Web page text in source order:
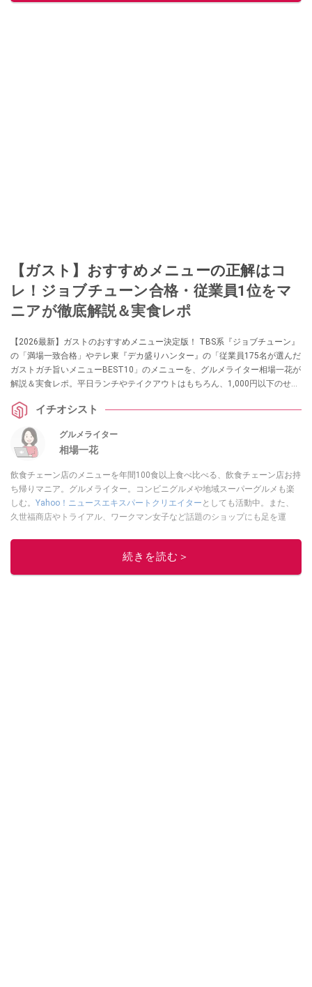
【ガスト】おすすめメニューの正解はコ
レ！ジョブチューン合格・従業員1位をマ
ニアが徹底解説＆実食レポ
【2026最新】ガストのおすすめメニュー決定版！ TBS系『ジョブチューン』
の「満場一致合格」やテレ東『デカ盛りハンター』の「従業員175名が選んだ
ガストガチ旨いメニューBEST10」のメニューを、グルメライター相場一花が
解説＆実食レポ。平日ランチやテイクアウトはもちろん、1,000円以下のせん
注文方法を徹底ガイドします。
イチオシスト
グルメライター
相場一花
飲食チェーン店のメニューを年間100食以上食べ比べる、飲食チェーン店お持
ち帰りマニア。グルメライター。コンビニグルメや地域スーパーグルメも楽
しむ。 Yahoo！ニュースエキスパートクリエイター としても活動中。また、
久世福商店やトライアル、ワークマン女子など話題のショップにも足を運
「週刊プレイボーイ」、宝島社「おいしい！ シャトレーゼBOOK」などでグ
ルメライター、食の専門家として出演実績あり。
続きを読む＞